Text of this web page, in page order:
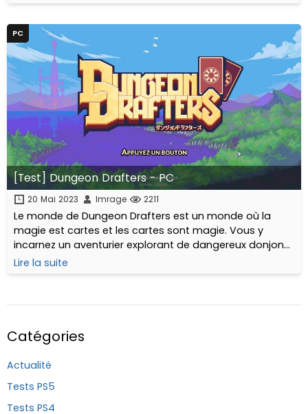
PC
[Test] Dungeon Drafters - PC
20 Mai 2023 Imrage 2211
Le monde de Dungeon Drafters est un monde où la
magie est cartes et les cartes sont magie. Vous y
incarnez un aventurier explorant de dangereux donjons,
combattant des hordes de monstres, avec pour seule
arme un deck de cartes magiques...
Lire la suite
Catégories
Actualité
Tests PS5
Tests PS4